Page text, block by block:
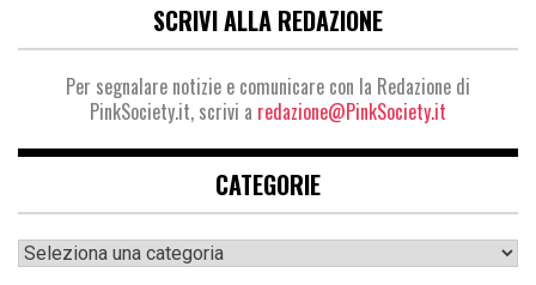
SCRIVI ALLA REDAZIONE
Per segnalare notizie e comunicare con la Redazione di
PinkSociety.it, scrivi a redazione@PinkSociety.it
CATEGORIE
Categorie